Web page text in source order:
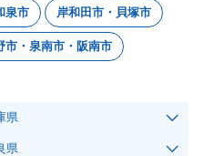
泉市 岸和田市・貝塚市
市・泉南市・阪南市
県
県